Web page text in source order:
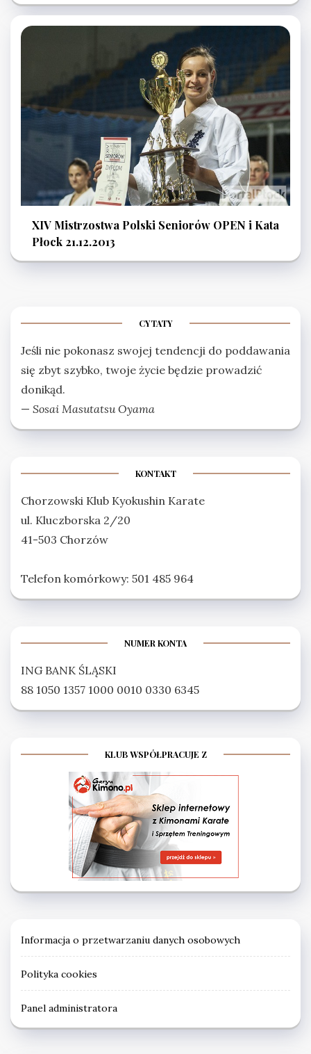
XIV Mistrzostwa Polski Seniorów OPEN i Kata
Płock 21.12.2013
CYTATY
Jeśli nie pokonasz swojej tendencji do poddawania
się zbyt szybko, twoje życie będzie prowadzić
donikąd.
— Sosai Masutatsu Oyama
KONTAKT
Chorzowski Klub Kyokushin Karate
ul. Kluczborska 2/20
41-503 Chorzów
Telefon komórkowy: 501 485 964
NUMER KONTA
ING BANK ŚLĄSKI
88 1050 1357 1000 0010 0330 6345
KLUB WSPÓŁPRACUJE Z
Informacja o przetwarzaniu danych osobowych
Polityka cookies
Panel administratora